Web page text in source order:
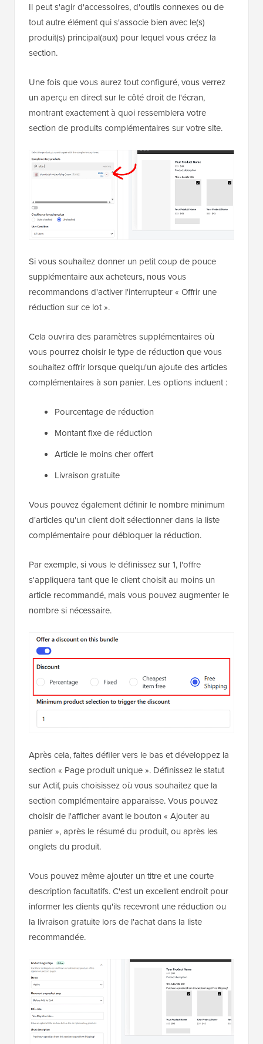
Il peut s'agir d'accessoires, d'outils connexes ou de
tout autre élément qui s'associe bien avec le(s)
produit(s) principal(aux) pour lequel vous créez la
section.
Une fois que vous aurez tout configuré, vous verrez
un aperçu en direct sur le côté droit de l'écran,
montrant exactement à quoi ressemblera votre
section de produits complémentaires sur votre site.
Si vous souhaitez donner un petit coup de pouce
supplémentaire aux acheteurs, nous vous
recommandons d'activer l'interrupteur « Offrir une
réduction sur ce lot ».
Cela ouvrira des paramètres supplémentaires où
vous pourrez choisir le type de réduction que vous
souhaitez offrir lorsque quelqu'un ajoute des articles
complémentaires à son panier. Les options incluent :
Pourcentage de réduction
Montant fixe de réduction
Article le moins cher offert
Livraison gratuite
Vous pouvez également définir le nombre minimum
d'articles qu'un client doit sélectionner dans la liste
complémentaire pour débloquer la réduction.
Par exemple, si vous le définissez sur 1, l'offre
s'appliquera tant que le client choisit au moins un
article recommandé, mais vous pouvez augmenter le
nombre si nécessaire.
Après cela, faites défiler vers le bas et développez la
section « Page produit unique ». Définissez le statut
sur Actif, puis choisissez où vous souhaitez que la
section complémentaire apparaisse. Vous pouvez
choisir de l'afficher avant le bouton « Ajouter au
panier », après le résumé du produit, ou après les
onglets du produit.
Vous pouvez même ajouter un titre et une courte
description facultatifs. C'est un excellent endroit pour
informer les clients qu'ils recevront une réduction ou
la livraison gratuite lors de l'achat dans la liste
recommandée.